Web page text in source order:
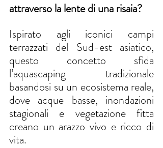
attraverso la lente di una risaia?
Ispirato agli iconici campi
terrazzati del Sud-est asiatico,
questo concetto sfida
l’aquascaping tradizionale
basandosi su un ecosistema reale,
dove acque basse, inondazioni
stagionali e vegetazione fitta
creano un arazzo vivo e ricco di
vita.